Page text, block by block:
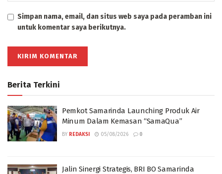
Simpan nama, email, dan situs web saya pada peramban ini
untuk komentar saya berikutnya.
Berita Terkini
Pemkot Samarinda Launching Produk Air
Minum Dalam Kemasan “SamaQua”
BY REDAKSI 05/08/2026 0
Jalin Sinergi Strategis, BRI BO Samarinda